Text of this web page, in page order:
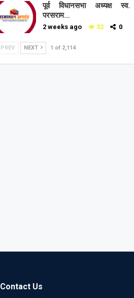
पूर्व विधानसभा अध्यक्ष स्व.
परसराम…
2 weeks ago 32 0
PREV NEXT 1 of 2,114
Contact Us